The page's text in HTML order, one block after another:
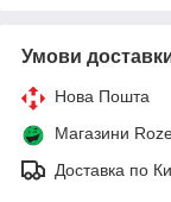
Умови
Нова Пошта
Магазини
Доставка по